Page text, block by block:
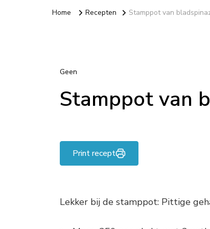
Home Recepten Stamppot van
Geen
Stamppot van
Print recept
Lekker bij de stamppot: Pittige